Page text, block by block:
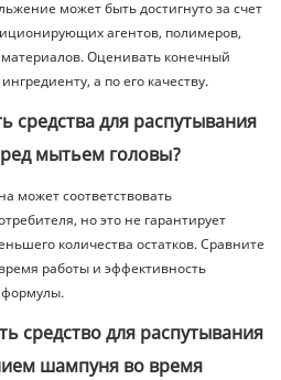
может быть достигнуто за счет
агентов, полимеров,
материалов. Оценивать конечный
а по его качеству.
средства для распутывания
мытьем головы?
может соответствовать
но это не гарантирует
количества остатков. Сравните
работы и эффективность
средство для распутывания
шампуня во время